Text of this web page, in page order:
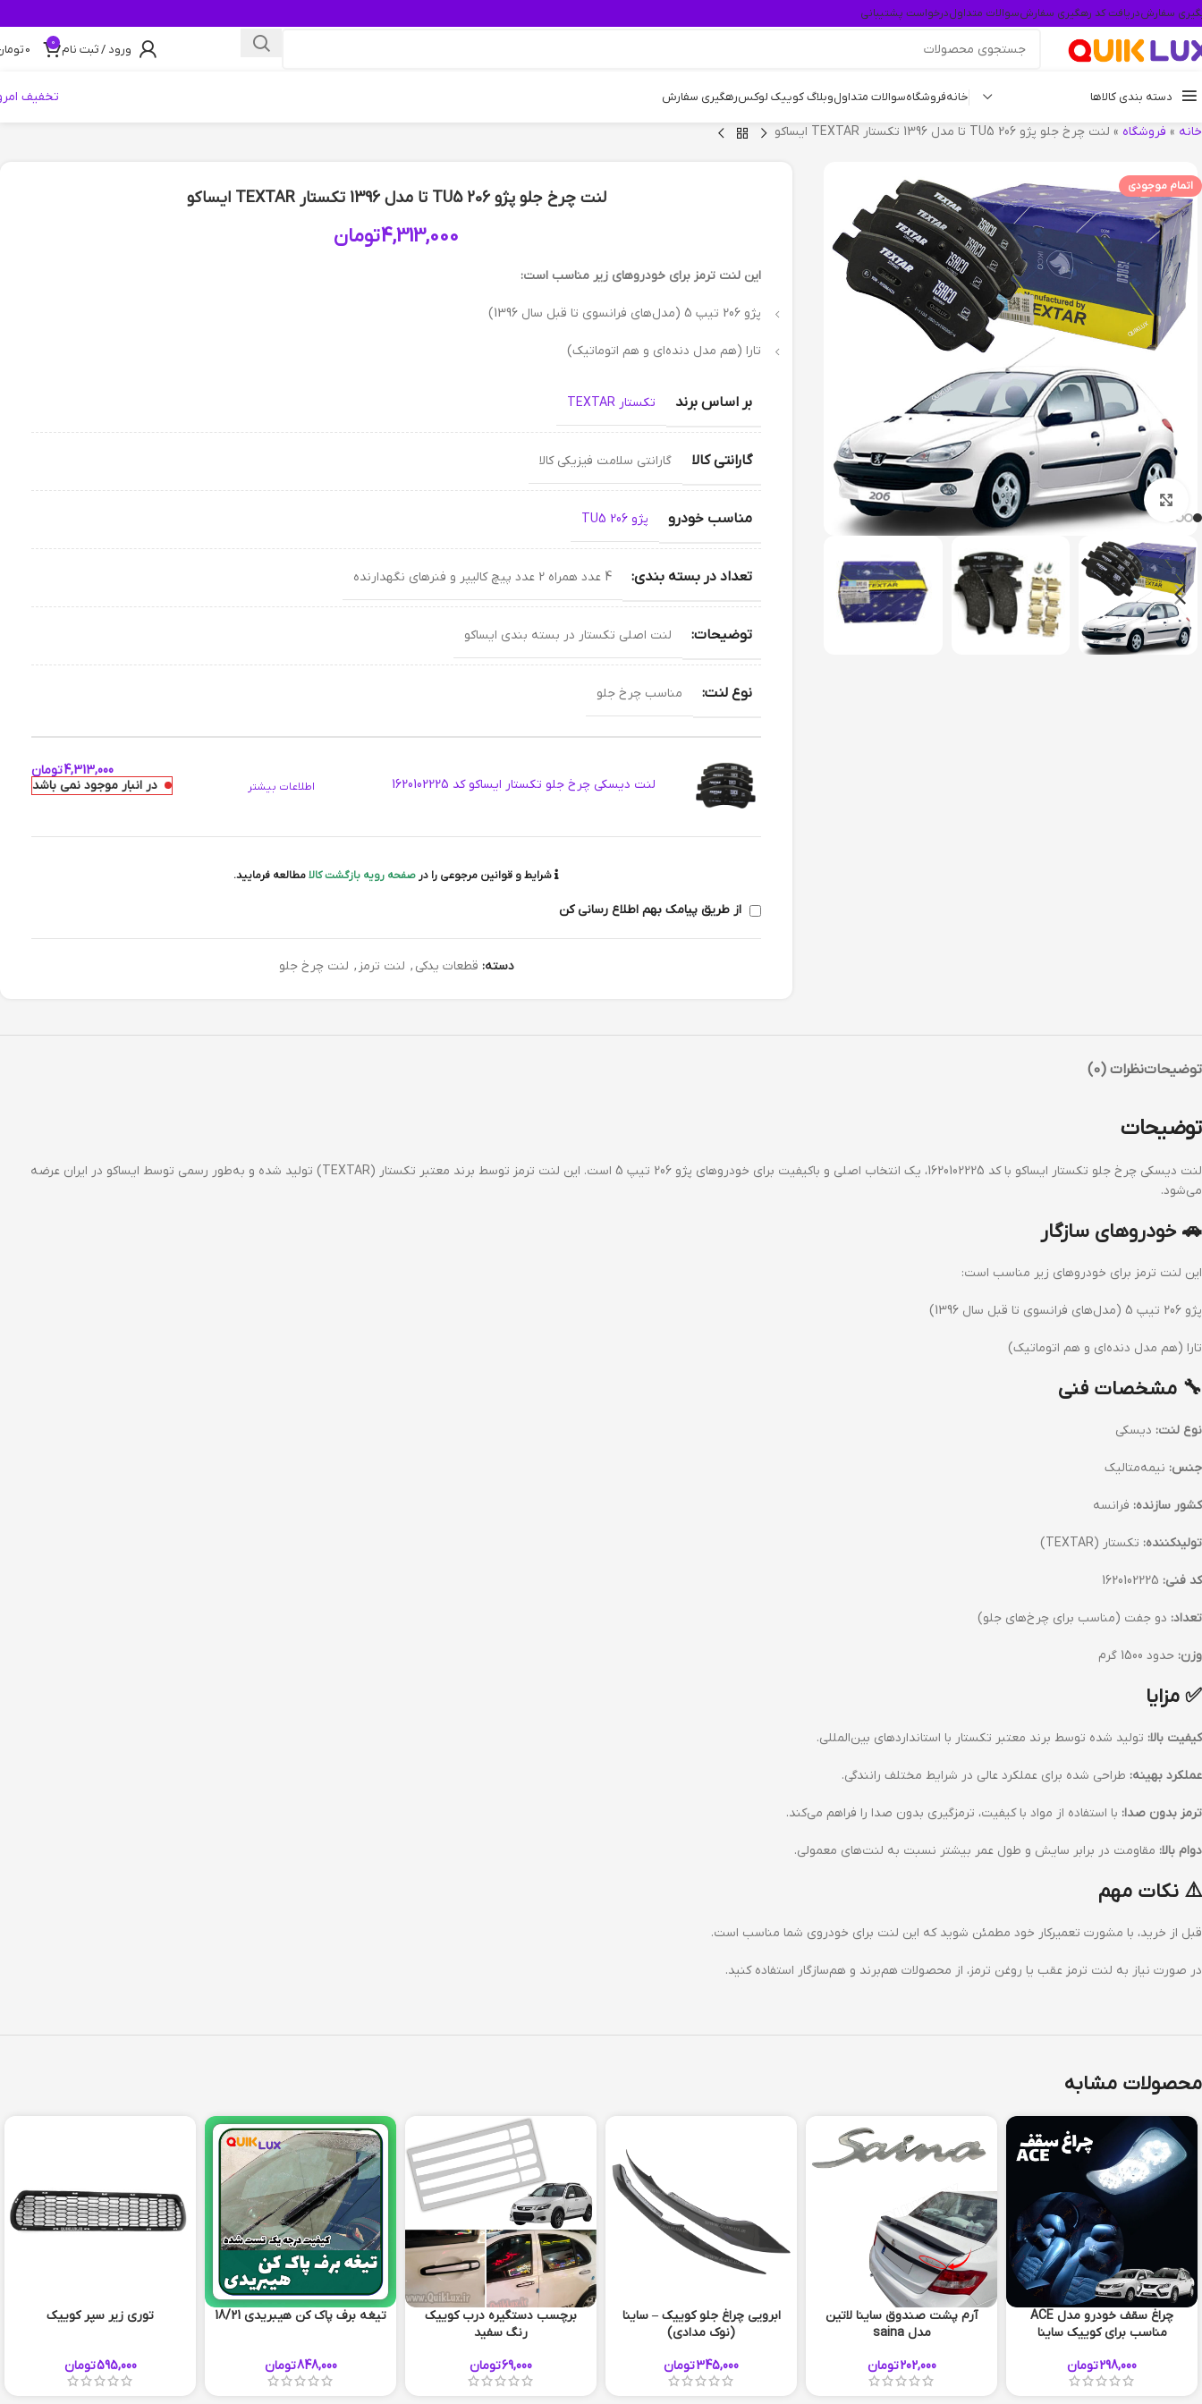
سفارشدریافت کد رهگیری سفارشسوالات متداولدرخواست پشتیبانی
ورود / ثبت نام 0
0
دسته بندی کالاها خانهفروشگاهسوالات متداولوبلاگ کوییک لوکسرهگیری سفارش تخفیف
خانه » فروشگاه » لنت چرخ جلو پژو 206 TU5 تا مدل 1396 تکستار TEXTAR ایساکو
اتمام موجودی
بزرگنمایی تصویر
لنت چرخ جلو پژو 206 TU5 تا مدل 1396 تکستار TEXTAR ایساکو
4,313,000تومان
این لنت ترمز برای خودروهای زیر مناسب است:
پژو 206 تیپ 5 (مدل‌های فرانسوی تا قبل سال 1396)
تارا (هم مدل دنده‌ای و هم اتوماتیک)
بر اساس برند تکستار TEXTAR
گارانتی کالا گارانتی سلامت فیزیکی کالا
مناسب خودرو پژو 206 TU5
تعداد در بسته بندی: 4 عدد همراه 2 عدد پیچ کالیپر و فنرهای نگهدارنده
توضیحات: لنت اصلی تکستار در بسته بندی ایساکو
نوع لنت: مناسب چرخ جلو
لنت دیسکی چرخ جلو تکستار ایساکو کد 1620102225 اطلاعات بیشتر
4,313,000تومان
در انبار موجود نمی باشد
شرایط و قوانین مرجوعی را در صفحه رویه بازگشت کالامطالعه فرمایید.
از طریق پیامک بهم اطلاع رسانی کن
دسته: قطعات یدکی , لنت ترمز , لنت چرخ جلو
توضیحاتنظرات (0)
توضیحات
لنت دیسکی چرخ جلو تکستار ایساکو با کد 1620102225، یک انتخاب اصلی و باکیفیت برای خودروهای پژو 206 تیپ 5 است. این لنت ترمز توسط برند معتبر تکستار (TEXTAR) تولید شده و به‌طور رسمی توسط ایساکو در ایران عرضه
می‌شود.
🚗 خودروهای سازگار
این لنت ترمز برای خودروهای زیر مناسب است:
پژو 206 تیپ 5 (مدل‌های فرانسوی تا قبل سال 1396)
تارا (هم مدل دنده‌ای و هم اتوماتیک)
🔧 مشخصات فنی
نوع لنت: دیسکی
جنس: نیمه‌متالیک
کشور سازنده: فرانسه
تولیدکننده: تکستار (TEXTAR)
کد فنی:
تعداد: دو جفت (مناسب برای چرخ‌های جلو)
وزن: حدود 1500 گرم
✅ مزایا
کیفیت بالا: تولید شده توسط برند معتبر تکستار با استانداردهای بین‌المللی.
عملکرد بهینه: طراحی شده برای عملکرد عالی در شرایط مختلف رانندگی.
ترمز بدون صدا: با استفاده از مواد با کیفیت، ترمزگیری بدون صدا را فراهم می‌کند.
دوام بالا: مقاومت در برابر سایش و طول عمر بیشتر نسبت به لنت‌های معمولی.
⚠️ نکات مهم
قبل از خرید، با مشورت تعمیرکار خود مطمئن شوید که این لنت برای خودروی شما مناسب است.
در صورت نیاز به لنت ترمز عقب یا روغن ترمز، از محصولات هم‌برند و هم‌سازگار استفاده کنید.
محصولات مشابه
چراغ سقف خودرو مدل ACE
مناسب برای کوییک ساینا
298,000تومان
آرم پشت صندوق ساینا لاتین
مدل saina
202,000تومان
ابرویی چراغ جلو کوییک – ساینا
(نوک مدادی)
345,000تومان
برچسب دستگیره درب کوییک
رنگ سفید
69,000تومان
تيغه برف پاک کن هیبریدی 18/21
848,000تومان
توری زیر سپر کوییک
595,000تومان